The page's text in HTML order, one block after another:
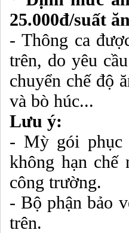
25.000đ/suất
- Thông ca
trên, do yêu
chuyển chế độ
và bò húc...
Lưu ý:
- Mỳ gói phục
không hạn chế
công trường.
- Bộ phận bảo
trên.